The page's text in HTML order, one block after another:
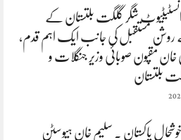
انسٹیٹیوٹ شگر گلگت بلتستان کے
روشن مستقبل کی جانب ایک اہم قدم،
خان مقپون صوبائی وزیر جنگلات و
بلتستان
خوشحال پاکستان . سلیم خان ہیوسٹن